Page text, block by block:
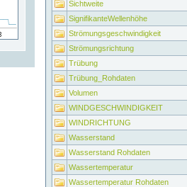
Sichtweite
SignifikanteWellenhöhe
Strömungsgeschwindigkeit
Strömungsrichtung
Trübung
Trübung_Rohdaten
Volumen
WINDGESCHWINDIGKEIT
WINDRICHTUNG
Wasserstand
Wasserstand Rohdaten
Wassertemperatur
Wassertemperatur Rohdaten